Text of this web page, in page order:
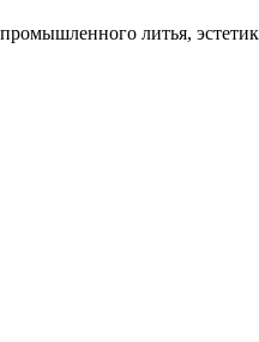
литья,